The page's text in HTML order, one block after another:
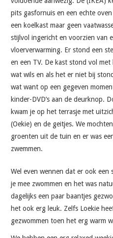
pits gasfornuis en een echte
een koelkast maar geen
stijlvol ingericht en voorzien van
vloerverwarming. Er stond een
en een TV. De kast stond vol met
wat wils en als het er niet bij
wat want op een gegeven
kinder-DVD’s aan de deurknop.
kwam je op het terrasje met
(Oekie) en de geitjes. We
groenten uit de tuin en er was
zwemmen.
Wel even wennen dat er ook
je mee zwommen en het was
dagelijks een paar baantjes
het ook erg leuk. Zelfs Loekie
gezwommen toen het erg warm